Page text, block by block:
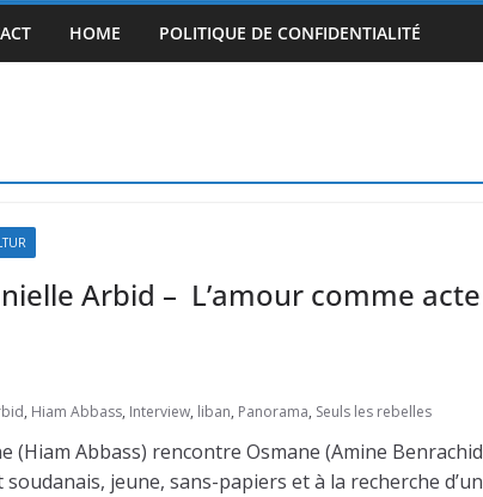
HOME POLITIQUE DE CONFIDENTIALITÉ
Arbid – L’amour comme
, Hiam Abbass, Interview, liban, Panorama, Seuls les rebelles
Abbass) rencontre Osmane (Amine
jeune, sans-papiers et à la recherche